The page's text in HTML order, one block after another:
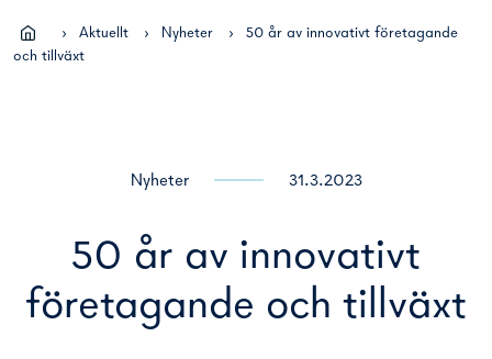
› Aktuellt › Nyheter ›
50 år av innovativt företagande
och tillväxt
Nyheter 31.3.2023
50 år av innovativt
företagande och tillväxt